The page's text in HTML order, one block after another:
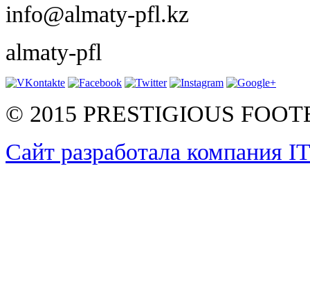
info@almaty-pfl.kz
almaty-pfl
© 2015 PRESTIGIOUS
Сайт разработала компания